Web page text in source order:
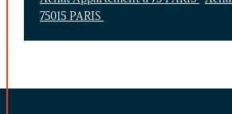
75015 PARIS